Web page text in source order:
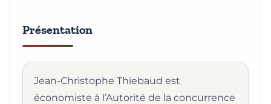
Présentation
Jean-Christophe Thiebaud est
économiste à l’Autorité de la concurrence